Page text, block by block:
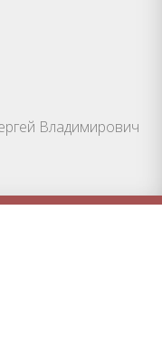
Владимирович